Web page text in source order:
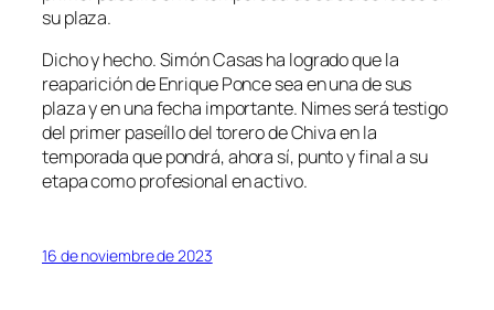
su plaza.
Dicho y hecho. Simón Casas ha logrado que la
reaparición de Enrique Ponce sea en una de sus
plaza y en una fecha importante. Nimes será testigo
del primer paseíllo del torero de Chiva en la
temporada que pondrá, ahora sí, punto y final a su
etapa como profesional en activo.
16 de noviembre de 2023